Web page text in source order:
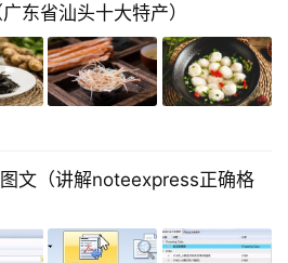
东省汕头十大特产）
文（讲解noteexpress正确格